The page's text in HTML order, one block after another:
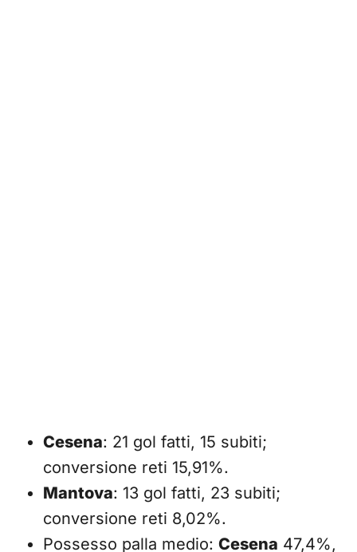
Cesena: 21 gol fatti, 15 subiti;
conversione reti 15,91%.
Mantova: 13 gol fatti, 23 subiti;
conversione reti 8,02%.
Possesso palla medio: Cesena 47,4%,